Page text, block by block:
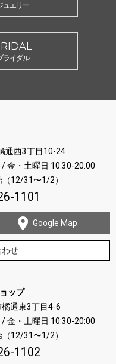
ュエリー
ライダル
通西3丁目10-24
金・土曜日 10:30-20:00
12/31〜1/2）
1101
Google Map
わせ
ップ
通東3丁目4-6
金・土曜日 10:30-20:00
12/31〜1/2）
1102